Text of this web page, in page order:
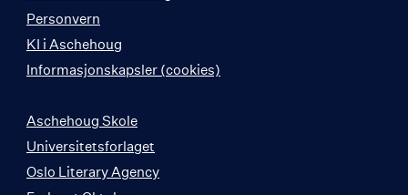
Personvern
KI i Aschehoug
Informasjonskapsler (cookies)
Aschehoug Skole
Universitetsforlaget
Oslo Literary Agency